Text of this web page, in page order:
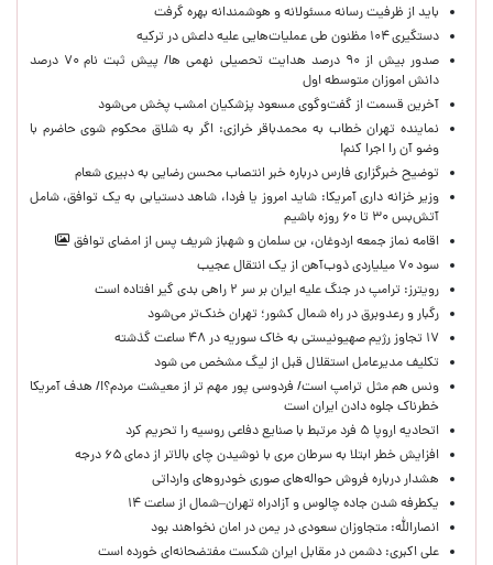
باید از ظرفیت رسانه مسئولانه و هوشمندانه بهره گرفت
دستگیری ۱۰۴ مظنون طی عملیات‌هایی علیه داعش در ترکیه
صدور بیش از ۹۰ درصد هدایت تحصیلی نهمی ها/ پیش ثبت نام ۷۰ درصد
دانش اموزان متوسطه اول
آخرین قسمت از گفت‌وگوی مسعود پزشکیان امشب پخش می‌شود
نماینده تهران خطاب به محمدباقر خرازی: اگر به شلاق محکوم شوی حاضرم با
وضو آن را اجرا کنم!
توضیح خبرگزاری فارس درباره خبر انتصاب محسن رضایی به دبیری شعام
وزیر خزانه داری آمریکا: شاید امروز یا فردا، شاهد دستیابی به یک توافق، شامل
آتش‌بس ۳۰ تا ۶۰ روزه باشیم
اقامه نماز جمعه اردوغان، بن ‌سلمان و شهباز شریف پس از امضای توافق
سود ۷۰ میلیاردی ذوب‌آهن از یک انتقال عجیب
رویترز: ترامپ در جنگ علیه ایران بر سر ۲ راهی بدی گیر افتاده است
رگبار و رعدوبرق در راه شمال کشور؛ تهران خنک‌تر می‌شود
۱۷ تجاوز رژیم صهیونیستی به خاک سوریه در ۴۸ ساعت گذشته
تکلیف مدیرعامل استقلال قبل از لیگ مشخص می شود
ونس هم مثل ترامپ است/ فردوسی پور مهم تر از معیشت مردم؟!/ هدف آمریکا
خطرناک جلوه دادن ایران است
اتحادیه اروپا ۵ فرد مرتبط با صنایع دفاعی روسیه را تحریم کرد
افزایش خطر ابتلا به سرطان مری با نوشیدن چای بالاتر از دمای ۶۵ درجه
هشدار درباره فروش حواله‌های صوری خودروهای وارداتی
یکطرفه شدن جاده چالوس و آزادراه تهران–شمال از ساعت ۱۴
انصارالله: متجاوزان سعودی در یمن در امان نخواهند بود
علی اکبری: دشمن در مقابل ایران شکست مفتضحانه‌ای خورده است